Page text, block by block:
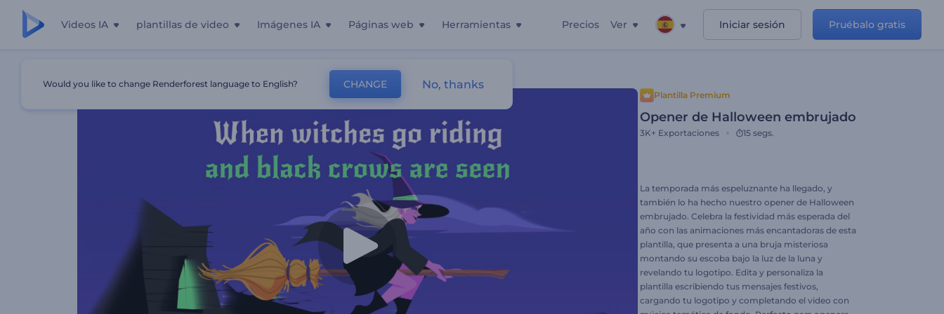
Videos IA plantillas de video Imágenes IA Páginas web Herramientas Precios Ver Iniciar sesión Pruébalo gratis
Plantilla Premium
Opener de Halloween embrujado
3K+ Exportaciones 15 segs.
La temporada más espeluznante ha llegado, y
también lo ha hecho nuestro opener de Halloween
embrujado. Celebra la festividad más esperada del
año con las animaciones más encantadoras de esta
plantilla, que presenta a una bruja misteriosa
montando su escoba bajo la luz de la luna y
revelando tu logotipo. Edita y personaliza la
plantilla escribiendo tus mensajes festivos,
cargando tu logotipo y completando el video con
Would you like to change Renderforest language to English? CHANGE No, thanks